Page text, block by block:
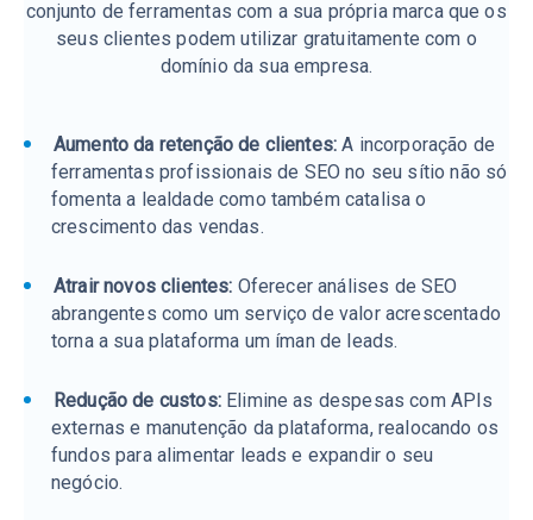
conjunto de ferramentas com a sua própria marca que os
seus clientes podem utilizar gratuitamente com o
domínio da sua empresa.
Aumento da retenção de clientes: A incorporação de
ferramentas profissionais de SEO no seu sítio não só
fomenta a lealdade como também catalisa o
crescimento das vendas.
Atrair novos clientes: Oferecer análises de SEO
abrangentes como um serviço de valor acrescentado
torna a sua plataforma um íman de leads.
Redução de custos:Elimine as despesas com APIs
externas e manutenção da plataforma, realocando os
fundos para alimentar leads e expandir o seu
negócio.